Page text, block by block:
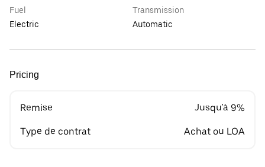
Fuel
Electric
Transmission
Automatic
Pricing
Remise Jusqu'à 9%
Type de contrat Achat ou LOA